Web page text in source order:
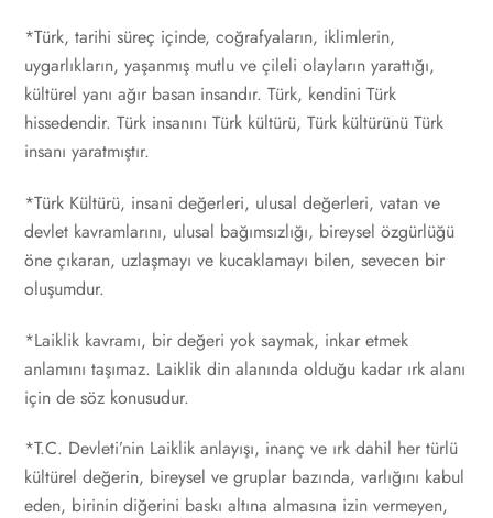
*Türk, tarihi süreç içinde, coğrafyaların, iklimlerin,
uygarlıkların, yaşanmış mutlu ve çileli olayların yarattığı,
kültürel yanı ağır basan insandır. Türk, kendini Türk
hissedendir. Türk insanını Türk kültürü, Türk kültürünü Türk
insanı yaratmıştır.
*Türk Kültürü, insani değerleri, ulusal değerleri, vatan ve
devlet kavramlarını, ulusal bağımsızlığı, bireysel özgürlüğü
öne çıkaran, uzlaşmayı ve kucaklamayı bilen, sevecen bir
oluşumdur.
*Laiklik kavramı, bir değeri yok saymak, inkar etmek
anlamını taşımaz. Laiklik din alanında olduğu kadar ırk alanı
için de söz konusudur.
*T.C. Devleti’nin Laiklik anlayışı, inanç ve ırk dahil her türlü
kültürel değerin, bireysel ve gruplar bazında, varlığını kabul
eden, birinin diğerini baskı altına almasına izin vermeyen,